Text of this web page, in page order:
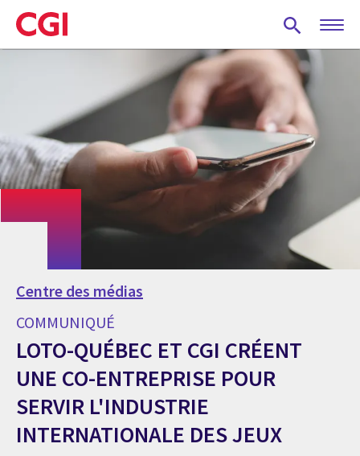
Skip
to
main
Centre des médias
COMMUNIQUÉ
LOTO-QUÉBEC ET CGI CRÉENT
UNE CO-ENTREPRISE POUR
SERVIR L'INDUSTRIE
INTERNATIONALE DES JEUX